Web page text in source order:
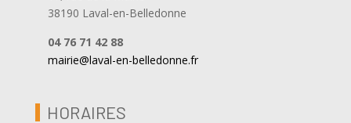
38190 Laval-en-Belledonne
04 76 71 42 88
mairie@laval-en-belledonne.fr
HORAIRES